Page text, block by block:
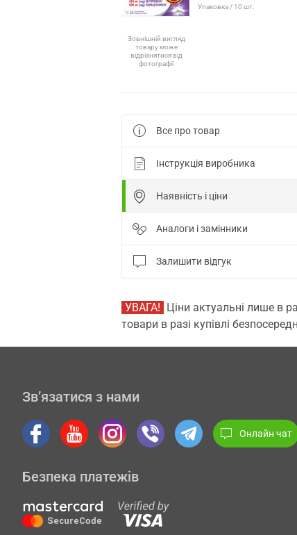
Зовнішній вигляд
товару може
відрізнятися від
фотографії
Упаковка / 10 шт.
Все про товар
Інструкція виробника
Наявність і ціни
Аналоги і замінники
Залишити відгук
УВАГА! Ціни актуальні лише в
товари в разі купівлі
Зв’язатися з нами
Онлайн чат
Безпека платежів